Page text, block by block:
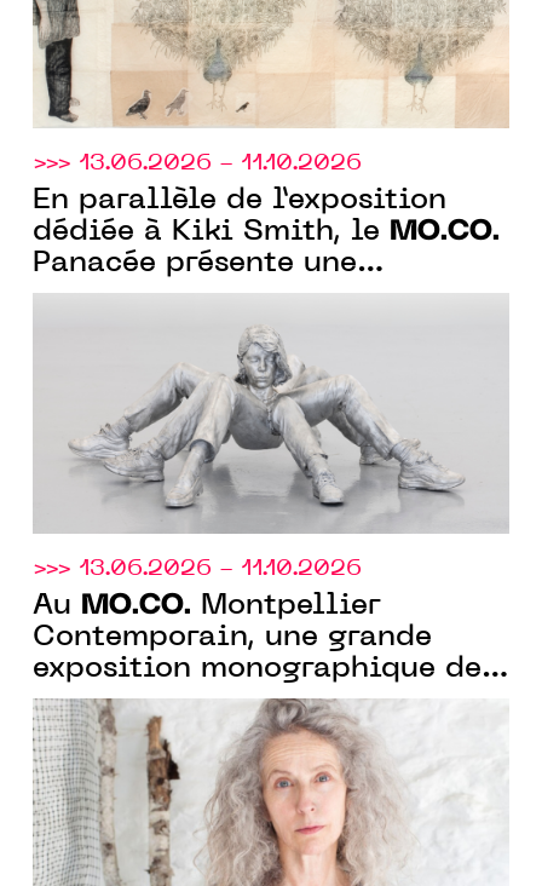
>>> 13.06.2026 - 11.10.2026
En parallèle de l’exposition
dédiée à Kiki Smith, le MO.CO.
Panacée présente une
exposition collection « A fleur
de peau » sur la monstruosité
>>> 13.06.2026 - 11.10.2026
Au MO.CO. Montpellier
Contemporain, une grande
exposition monographique de
Kiki Smith pour ses 40 ans de
carrière artistique